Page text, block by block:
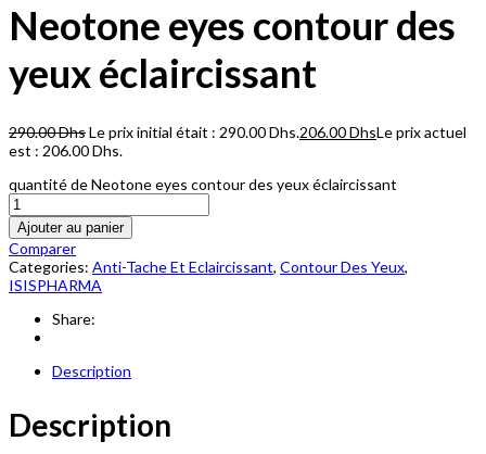
Neotone eyes contour des
yeux éclaircissant
290.00DhsLe prix initial était : 290.00 Dhs.206.00DhsLe prix actuel
est : 206.00 Dhs.
quantité de Neotone eyes contour des yeux éclaircissant
Ajouter au panier
Comparer
Categories: Anti-Tache Et Eclaircissant, Contour Des Yeux,
ISISPHARMA
Share:
Description
Description